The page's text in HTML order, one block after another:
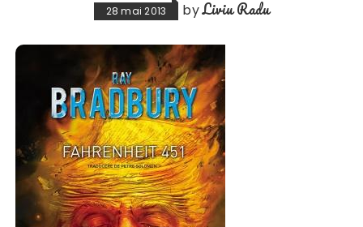
28 mai 2013 byLiviu Radu